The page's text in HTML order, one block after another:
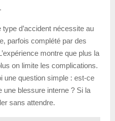
d’accident nécessite au
parfois complété par des
montre que plus la
on limite les complications.
une question simple : est-ce
une blessure interne ? Si la
sans attendre.